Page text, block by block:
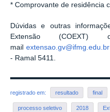
* Comprovante de residência
Dúvidas e outras
Extensão
mail extensao.gv@ifmg.edu.br
- Ramal 5411.
registrado em: resultado final
processo seletivo 2018